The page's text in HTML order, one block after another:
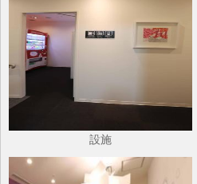
設施